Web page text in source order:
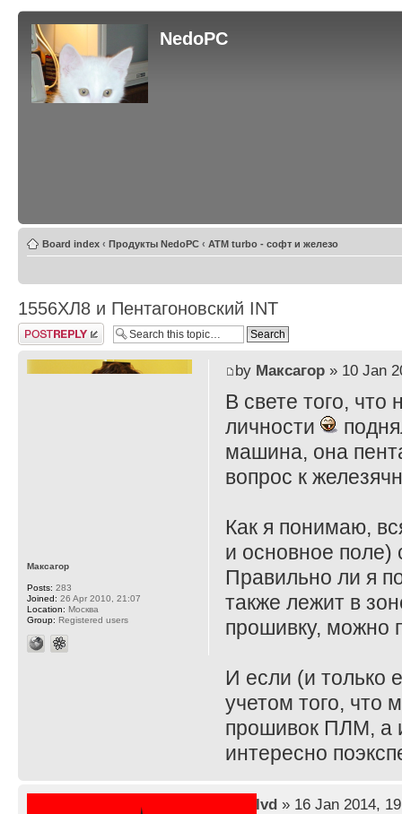
NedoPC
Board index ‹ Продукты NedoPC ‹ ATM turbo - софт и железо
1556ХЛ8 и Пентагоновский INT
Post a reply
by Максагор» 10 Jan
В свете того,
личности
машина, она
вопрос к
Как я понимаю,
и основное
Правильно ли я
также лежит в
прошивку, можно
И если (и только
учетом того, что
прошивок ПЛМ, а
интересно
Максагор
Posts: 283
Joined: 26 Apr 2010, 21:07
Location: Москва
Group: Registered users
lvd» 16 Jan 2014,